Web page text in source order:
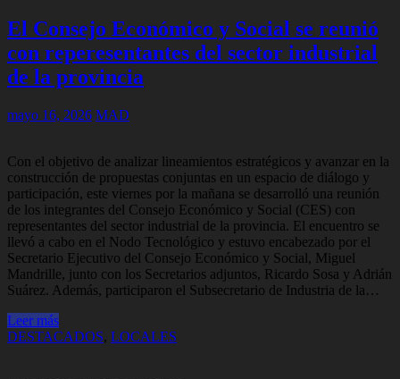
El Consejo Económico y Social se reunió
con reperesentantes del sector industrial
de la provincia
mayo 16, 2026 MAD
Con el objetivo de analizar lineamientos estratégicos y avanzar en la
construcción de propuestas conjuntas en un espacio de diálogo y
participación, este viernes por la mañana se desarrolló una reunión
de los integrantes del Consejo Económico y Social (CES) con
representantes del sector industrial de la provincia. El encuentro se
llevó a cabo en el Nodo Tecnológico y estuvo encabezado por el
Secretario Ejecutivo del Consejo Económico y Social, Miguel
Mandrille, junto con los Secretarios adjuntos, Ricardo Sosa y Adrián
Suárez. Además, participaron el Subsecretario de Industria de la…
Leer más
DESTACADOS, LOCALES